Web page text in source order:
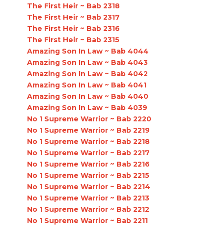
The First Heir ~ Bab 2318
The First Heir ~ Bab 2317
The First Heir ~ Bab 2316
The First Heir ~ Bab 2315
Amazing Son In Law ~ Bab 4044
Amazing Son In Law ~ Bab 4043
Amazing Son In Law ~ Bab 4042
Amazing Son In Law ~ Bab 4041
Amazing Son In Law ~ Bab 4040
Amazing Son In Law ~ Bab 4039
No 1 Supreme Warrior ~ Bab 2220
No 1 Supreme Warrior ~ Bab 2219
No 1 Supreme Warrior ~ Bab 2218
No 1 Supreme Warrior ~ Bab 2217
No 1 Supreme Warrior ~ Bab 2216
No 1 Supreme Warrior ~ Bab 2215
No 1 Supreme Warrior ~ Bab 2214
No 1 Supreme Warrior ~ Bab 2213
No 1 Supreme Warrior ~ Bab 2212
No 1 Supreme Warrior ~ Bab 2211